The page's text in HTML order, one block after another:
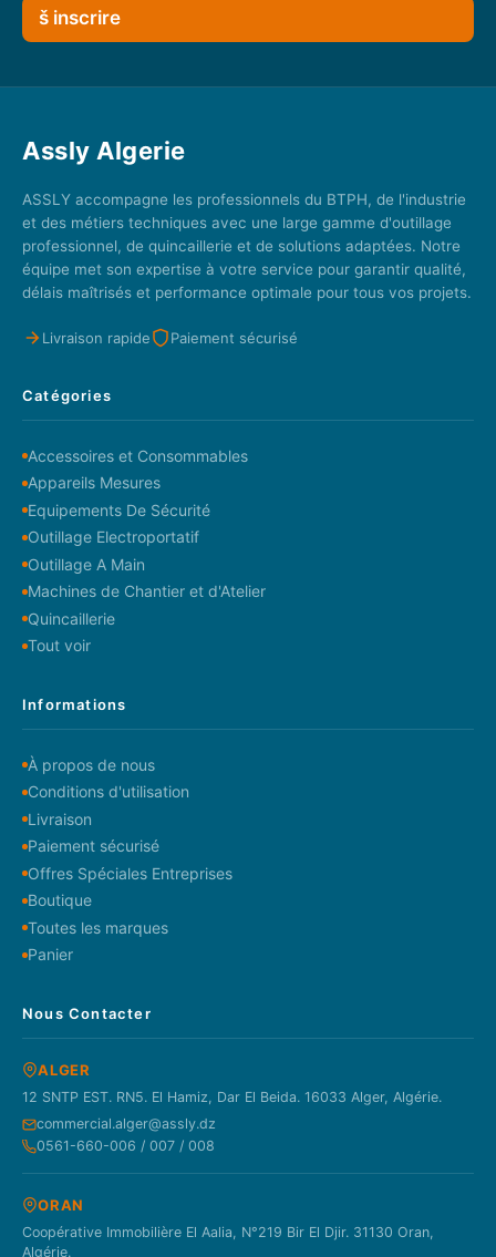
š inscrire
Assly Algerie
ASSLY accompagne les professionnels du BTPH, de l'industrie
et des métiers techniques avec une large gamme d'outillage
professionnel, de quincaillerie et de solutions adaptées. Notre
équipe met son expertise à votre service pour garantir qualité,
délais maîtrisés et performance optimale pour tous vos projets.
Livraison rapide Paiement sécurisé
Catégories
Accessoires et Consommables
Appareils Mesures
Equipements De Sécurité
Outillage Electroportatif
Outillage A Main
Machines de Chantier et d'Atelier
Quincaillerie
Tout voir
Informations
À propos de nous
Conditions d'utilisation
Livraison
Paiement sécurisé
Offres Spéciales Entreprises
Boutique
Toutes les marques
Panier
Nous Contacter
ALGER
12 SNTP EST. RN5. El Hamiz, Dar El Beida. 16033 Alger, Algérie.
commercial.alger@assly.dz
0561-660-006 / 007 / 008
ORAN
Coopérative Immobilière El Aalia, N°219 Bir El Djir. 31130 Oran,
Algérie.